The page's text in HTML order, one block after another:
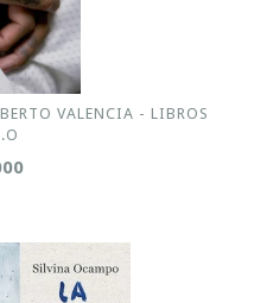
VALENCIA - LIBROS